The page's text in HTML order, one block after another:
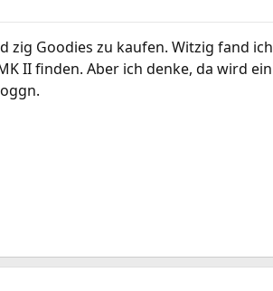
zig Goodies zu kaufen. Witzig fand ich
II finden. Aber ich denke, da wird ein